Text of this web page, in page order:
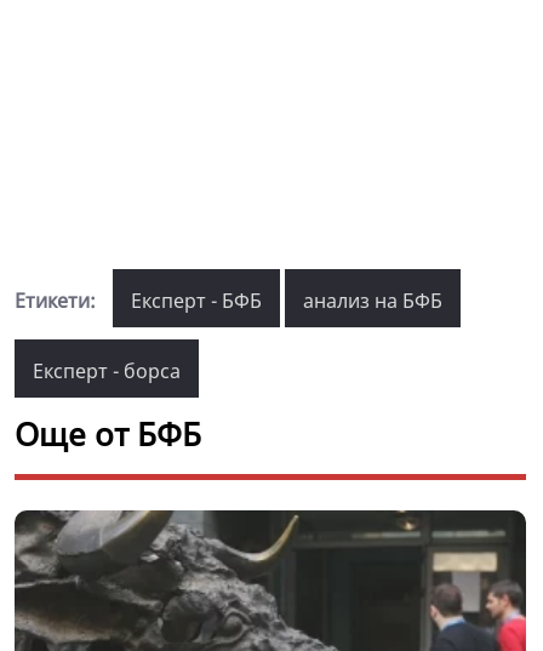
Етикети: Експерт - БФБ анализ на БФБ
Експерт - борса
Още от БФБ